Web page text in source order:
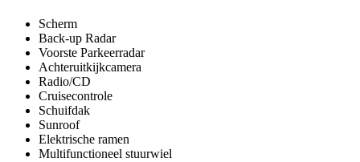
Scherm
Back-up Radar
Voorste Parkeerradar
Achteruitkijkcamera
Radio/CD
Cruisecontrole
Schuifdak
Sunroof
Elektrische ramen
Multifunctioneel stuurwiel